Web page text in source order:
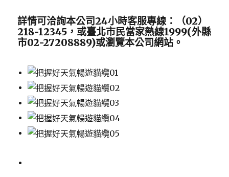
詳情可洽詢本公司24小時客服專線：（02）
218-12345，或臺北市民當家熱線1999(外縣
市02-27208889)或瀏覽本公司網站。